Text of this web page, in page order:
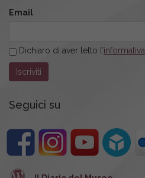
Email
Dichiaro di aver letto l’informativa
Seguici su